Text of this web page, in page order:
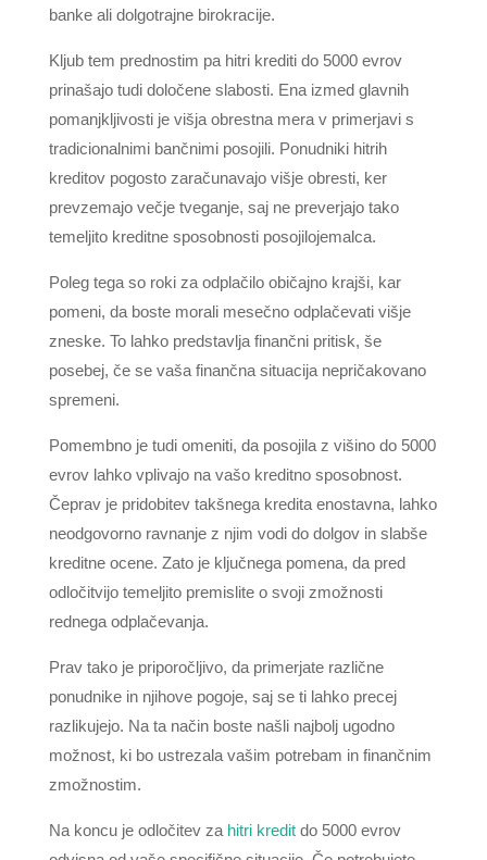
banke ali dolgotrajne birokracije.
Kljub tem prednostim pa hitri krediti do 5000 evrov
prinašajo tudi določene slabosti. Ena izmed glavnih
pomanjkljivosti je višja obrestna mera v primerjavi s
tradicionalnimi bančnimi posojili. Ponudniki hitrih
kreditov pogosto zaračunavajo višje obresti, ker
prevzemajo večje tveganje, saj ne preverjajo tako
temeljito kreditne sposobnosti posojilojemalca.
Poleg tega so roki za odplačilo običajno krajši, kar
pomeni, da boste morali mesečno odplačevati višje
zneske. To lahko predstavlja finančni pritisk, še
posebej, če se vaša finančna situacija nepričakovano
spremeni.
Pomembno je tudi omeniti, da posojila z višino do 5000
evrov lahko vplivajo na vašo kreditno sposobnost.
Čeprav je pridobitev takšnega kredita enostavna, lahko
neodgovorno ravnanje z njim vodi do dolgov in slabše
kreditne ocene. Zato je ključnega pomena, da pred
odločitvijo temeljito premislite o svoji zmožnosti
rednega odplačevanja.
Prav tako je priporočljivo, da primerjate različne
ponudnike in njihove pogoje, saj se ti lahko precej
razlikujejo. Na ta način boste našli najbolj ugodno
možnost, ki bo ustrezala vašim potrebam in finančnim
zmožnostim.
Na koncu je odločitev za hitri kreditdo 5000 evrov